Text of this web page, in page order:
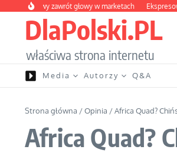
Przejdź do treścizawrót głowy w marketach Ekspresowy
DlaPolski.PL
właściwa strona internetu
Media Autorzy Q&A
Strona główna /Opinia /Africa Quad?
Africa Quad?